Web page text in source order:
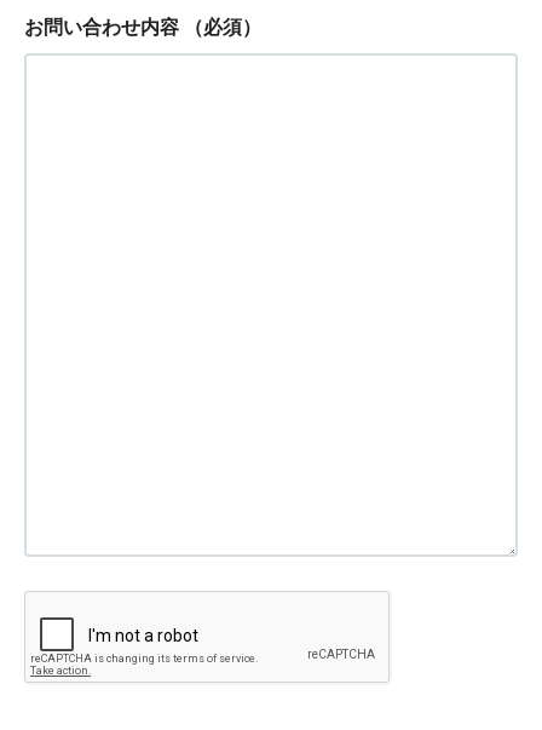
お問い合わせ内容 （必須）